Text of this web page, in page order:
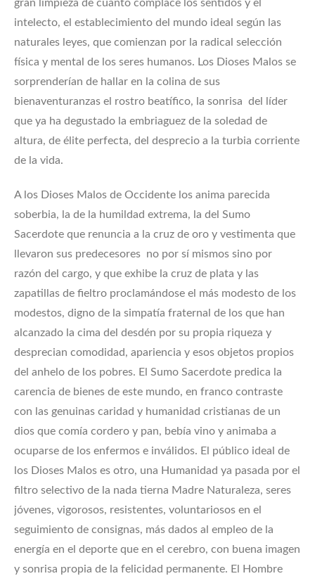
gran limpieza de cuanto complace los sentidos y el
intelecto, el establecimiento del mundo ideal según las
naturales leyes, que comienzan por la radical selección
física y mental de los seres humanos. Los Dioses Malos se
sorprenderían de hallar en la colina de sus
bienaventuranzas el rostro beatífico, la sonrisa del líder
que ya ha degustado la embriaguez de la soledad de
altura, de élite perfecta, del desprecio a la turbia corriente
de la vida.
A los Dioses Malos de Occidente los anima parecida
soberbia, la de la humildad extrema, la del Sumo
Sacerdote que renuncia a la cruz de oro y vestimenta que
llevaron sus predecesores no por sí mismos sino por
razón del cargo, y que exhibe la cruz de plata y las
zapatillas de fieltro proclamándose el más modesto de los
modestos, digno de la simpatía fraternal de los que han
alcanzado la cima del desdén por su propia riqueza y
desprecian comodidad, apariencia y esos objetos propios
del anhelo de los pobres. El Sumo Sacerdote predica la
carencia de bienes de este mundo, en franco contraste
con las genuinas caridad y humanidad cristianas de un
dios que comía cordero y pan, bebía vino y animaba a
ocuparse de los enfermos e inválidos. El público ideal de
los Dioses Malos es otro, una Humanidad ya pasada por el
filtro selectivo de la nada tierna Madre Naturaleza, seres
jóvenes, vigorosos, resistentes, voluntariosos en el
seguimiento de consignas, más dados al empleo de la
energía en el deporte que en el cerebro, con buena imagen
y sonrisa propia de la felicidad permanente. El Hombre